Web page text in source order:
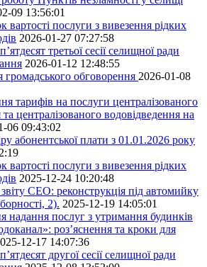
09 13:56:01
вартості послуги з вивезення рідких
2026-01-27 07:27:58
третьої сесії селищної ради
2026-01-12 12:48:55
обговорення 2026-01-08
тарифів на послуги централізованого
централізованого водовідведення на
06 09:43:02
абонентської плати з 01.01.2026 року
вартості послуги з вивезення рідких
2025-12-24 10:20:48
СЕО: реконструкція під автомийку
2). 2025-12-19 14:05:01
послуг з утримання будинків
роз’яснення та кроки для
12-17 14:07:36
другої сесії селищної ради